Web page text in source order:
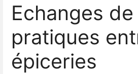
Echanges de
pratiques
épiceries